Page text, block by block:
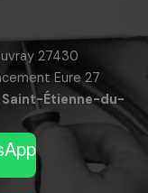
27430
Eure 27
Saint-Étienne-du-